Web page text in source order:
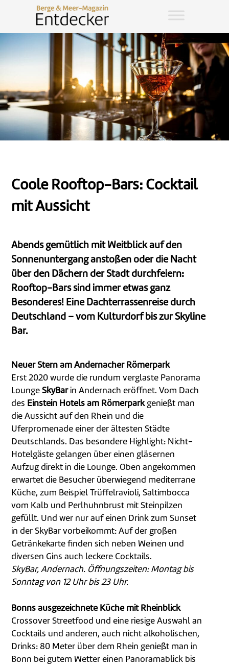
Coole Rooftop-Bars: Cocktail
mit Aussicht
Abends gemütlich mit Weitblick auf den
Sonnenuntergang anstoßen oder die Nacht
über den Dächern der Stadt durchfeiern:
Rooftop-Bars sind immer etwas ganz
Besonderes! Eine Dachterrassenreise durch
Deutschland – vom Kulturdorf bis zur Skyline
Bar.
Neuer Stern am Andernacher Römerpark
Erst 2020 wurde die rundum verglaste Panorama
LoungeSkyBar in Andernach eröffnet. Vom Dach
des Einstein Hotels am Römerparkgenießt man
die Aussicht auf den Rhein und die
Uferpromenade einer der ältesten Städte
Deutschlands. Das besondere Highlight: Nicht-
Hotelgäste gelangen über einen gläsernen
Aufzug direkt in die Lounge. Oben angekommen
erwartet die Besucher überwiegend mediterrane
Küche, zum Beispiel Trüffelravioli, Saltimbocca
vom Kalb und Perlhuhnbrust mit Steinpilzen
gefüllt. Und wer nur auf einen Drink zum Sunset
in der SkyBar vorbeikommt: Auf der großen
Getränkekarte finden sich neben Weinen und
diversen Gins auch leckere Cocktails.
SkyBar, Andernach. Öffnungszeiten: Montag bis
Sonntag von 12 Uhr bis 23 Uhr.
Bonns ausgezeichnete Küche mit Rheinblick
Crossover Streetfood und eine riesige Auswahl an
Cocktails und anderen, auch nicht alkoholischen,
Drinks: 80 Meter über dem Rhein genießt man in
Bonn bei gutem Wetter einen Panoramablick bis